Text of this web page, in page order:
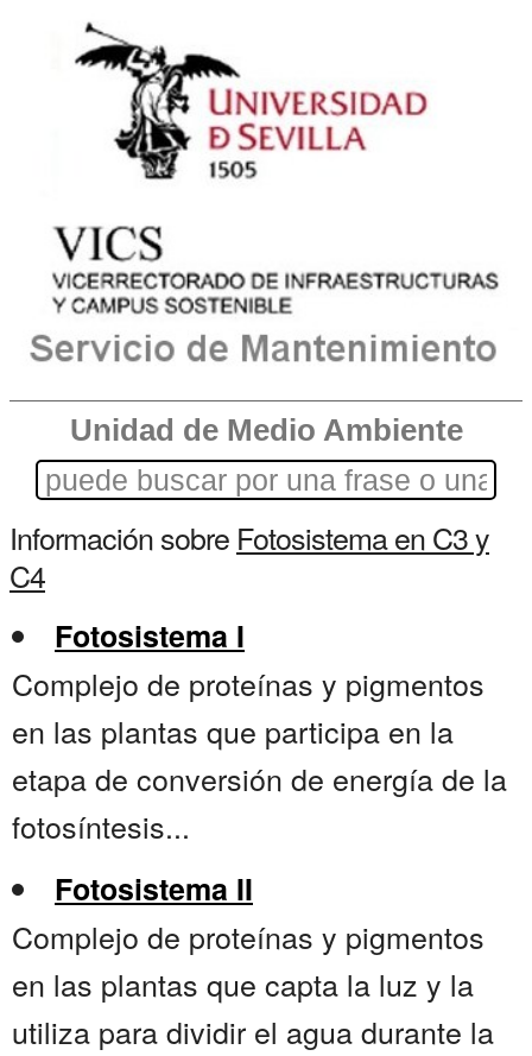
Unidad de Medio Ambiente
Información sobre Fotosistema en C3 y
C4
Fotosistema I
Complejo de proteínas y pigmentos
en las plantas que participa en la
etapa de conversión de energía de la
fotosíntesis...
Fotosistema II
Complejo de proteínas y pigmentos
en las plantas que capta la luz y la
utiliza para dividir el agua durante la